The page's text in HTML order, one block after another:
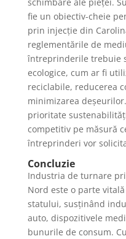
fie un obiectiv-cheie
prin injecție din
reglementările de
întreprinderile trebuie
ecologice, cum ar fi
reciclabile, reducerea
minimizarea
prioritate
competitiv pe măsură
întreprinderi vor
Concluzie
Industria de turnare
Nord este o parte
statului, susținând
auto, dispozitivele
bunurile de consum.